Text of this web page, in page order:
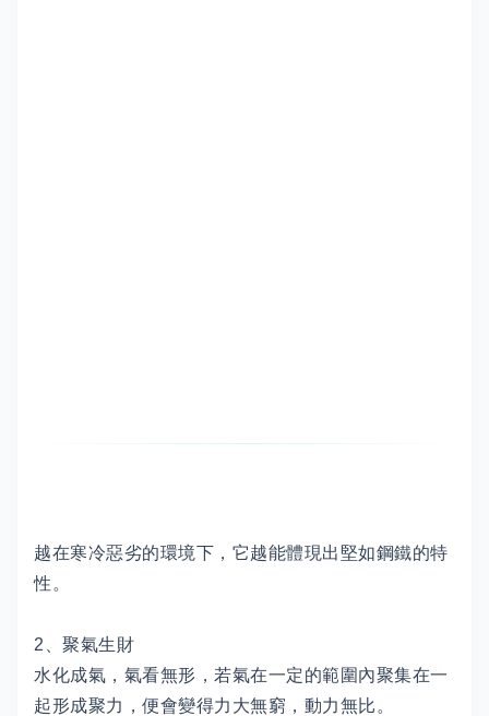
越在寒冷惡劣的環境下，它越能體現出堅如鋼鐵的特
性。
2、聚氣生財
水化成氣，氣看無形，若氣在一定的範圍內聚集在一
起形成聚力，便會變得力大無窮，動力無比。